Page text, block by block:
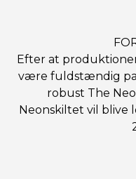
Efter at
være fuldstændig
robust The
Neonskiltet vil blive